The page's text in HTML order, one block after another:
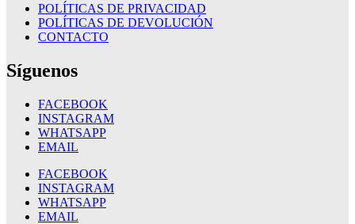
POLÍTICAS DE PRIVACIDAD
POLÍTICAS DE DEVOLUCIÓN
CONTACTO
Síguenos
FACEBOOK
INSTAGRAM
WHATSAPP
EMAIL
FACEBOOK
INSTAGRAM
WHATSAPP
EMAIL